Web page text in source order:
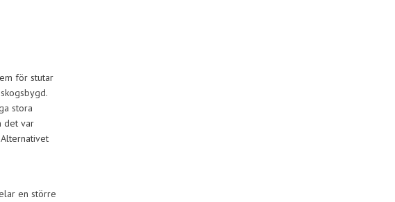
för stutar
stora
det var
en större